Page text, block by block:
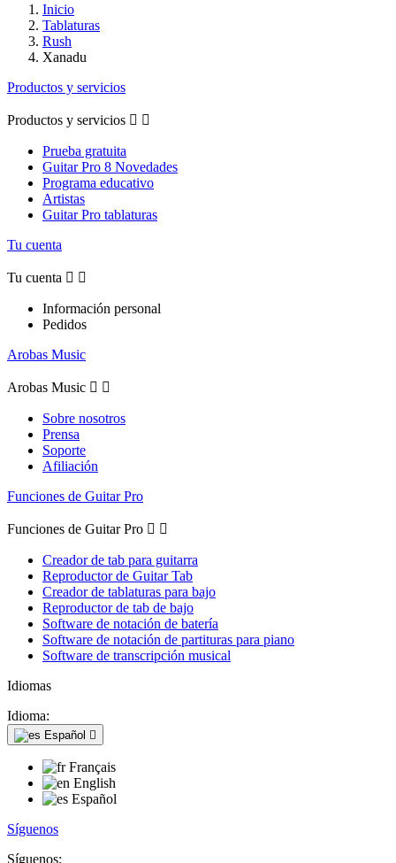
Inicio
Tablaturas
Rush
Xanadu
Productos y servicios
Productos y servicios  
Prueba gratuita
Guitar Pro 8 Novedades
Programa educativo
Artistas
Guitar Pro tablaturas
Tu cuenta
Tu cuenta  
Información personal
Pedidos
Arobas Music
Arobas Music  
Sobre nosotros
Prensa
Soporte
Afiliación
Funciones de Guitar Pro
Funciones de Guitar Pro  
Creador de tab para guitarra
Reproductor de Guitar Tab
Creador de tablaturas para bajo
Reproductor de tab de bajo
Software de notación de batería
Software de notación de partituras para piano
Software de transcripción musical
Idiomas
Idioma:
Español 
Français
English
Español
Síguenos
Síguenos: